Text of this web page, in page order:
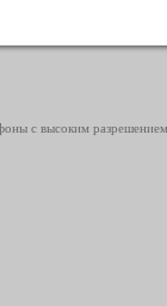
с высоким разрешением